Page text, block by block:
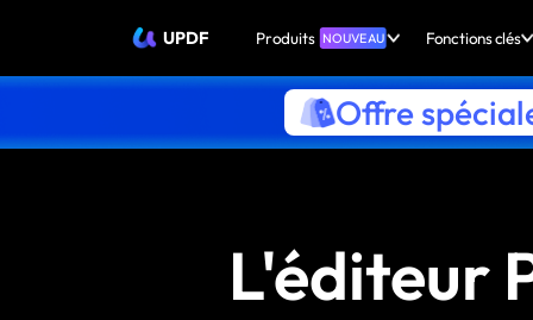
UPDF Produits NOUVEAU Fonctions clés
Offre
L'éditeur